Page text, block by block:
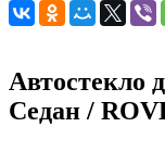
Автостекло
Седан /